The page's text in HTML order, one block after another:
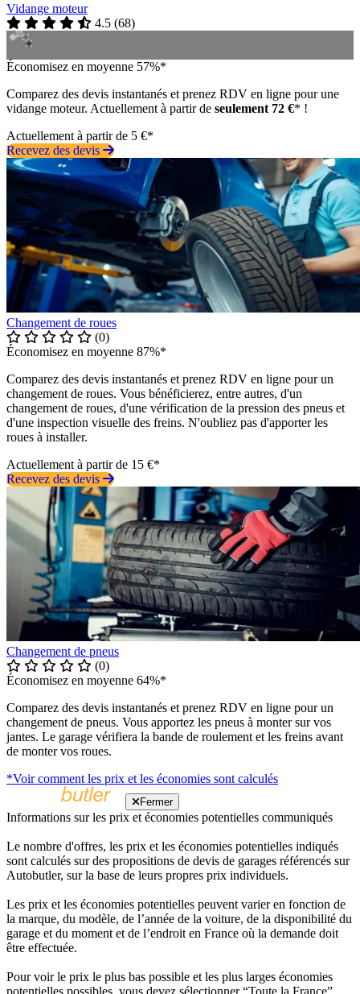
Vidange moteur
4.5 (68)
Économisez en moyenne 57%*
Comparez des devis instantanés et prenez RDV en ligne pour une
vidange moteur. Actuellement à partir de seulement 72 €* !
Actuellement à partir de 5 €*
Recevez des devis
Changement de roues
(0)
Économisez en moyenne 87%*
Comparez des devis instantanés et prenez RDV en ligne pour un
changement de roues. Vous bénéficierez, entre autres, d'un
changement de roues, d'une vérification de la pression des pneus et
d'une inspection visuelle des freins. N'oubliez pas d'apporter les
roues à installer.
Actuellement à partir de 15 €*
Recevez des devis
Changement de pneus
(0)
Économisez en moyenne 64%*
Comparez des devis instantanés et prenez RDV en ligne pour un
changement de pneus. Vous apportez les pneus à monter sur vos
jantes. Le garage vérifiera la bande de roulement et les freins avant
de monter vos roues.
*Voir comment les prix et les économies sont calculés
Fermer
Informations sur les prix et économies potentielles communiqués
Le nombre d'offres, les prix et les économies potentielles indiqués
sont calculés sur des propositions de devis de garages référencés sur
Autobutler, sur la base de leurs propres prix individuels.
Les prix et les économies potentielles peuvent varier en fonction de
la marque, du modèle, de l’année de la voiture, de la disponibilité du
garage et du moment et de l’endroit en France où la demande doit
être effectuée.
Pour voir le prix le plus bas possible et les plus larges économies
potentielles possibles, vous devez sélectionner “Toute la France”